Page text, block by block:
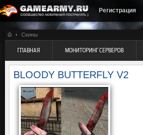
Регистрация
Скины
ГЛАВНАЯ МОНИТОРИНГ СЕРВЕРОВ
BLOODY BUTTERFLY V2